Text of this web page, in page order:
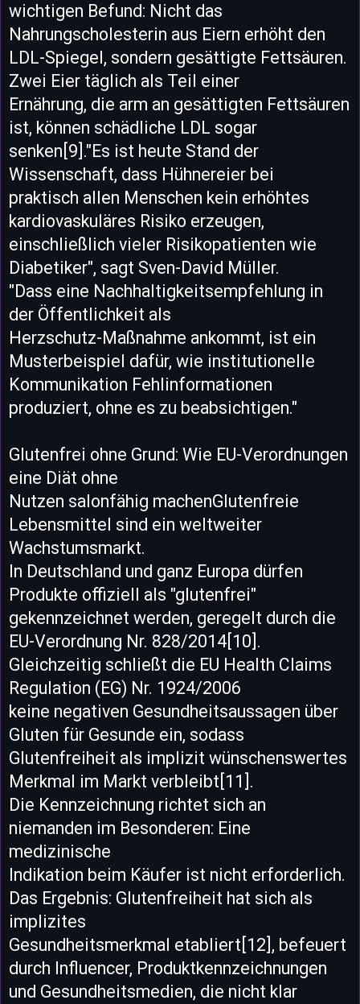
wichtigen Befund: Nicht das
Nahrungscholesterin aus Eiern erhöht den
LDL-Spiegel, sondern gesättigte Fettsäuren.
Zwei Eier täglich als Teil einer
Ernährung, die arm an gesättigten Fettsäuren
ist, können schädliche LDL sogar
senken[9]."Es ist heute Stand der
Wissenschaft, dass Hühnereier bei
praktisch allen Menschen kein erhöhtes
kardiovaskuläres Risiko erzeugen,
einschließlich vieler Risikopatienten wie
Diabetiker", sagt Sven-David Müller.
"Dass eine Nachhaltigkeitsempfehlung in
der Öffentlichkeit als
Herzschutz-Maßnahme ankommt, ist ein
Musterbeispiel dafür, wie institutionelle
Kommunikation Fehlinformationen
produziert, ohne es zu beabsichtigen."
Glutenfrei ohne Grund: Wie EU-Verordnungen
eine Diät ohne
Nutzen salonfähig machenGlutenfreie
Lebensmittel sind ein weltweiter
Wachstumsmarkt.
In Deutschland und ganz Europa dürfen
Produkte offiziell als "glutenfrei"
gekennzeichnet werden, geregelt durch die
EU-Verordnung Nr. 828/2014[10].
Gleichzeitig schließt die EU Health Claims
Regulation (EG) Nr. 1924/2006
keine negativen Gesundheitsaussagen über
Gluten für Gesunde ein, sodass
Glutenfreiheit als implizit wünschenswertes
Merkmal im Markt verbleibt[11].
Die Kennzeichnung richtet sich an
niemanden im Besonderen: Eine
medizinische
Indikation beim Käufer ist nicht erforderlich.
Das Ergebnis: Glutenfreiheit hat sich als
implizites
Gesundheitsmerkmal etabliert[12], befeuert
durch Influencer, Produktkennzeichnungen
und Gesundheitsmedien, die nicht klar